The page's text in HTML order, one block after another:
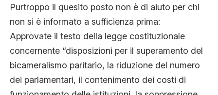
Purtroppo il quesito posto non è di aiuto per chi
non si è informato a sufficienza prima:
Approvate il testo della legge costituzionale
concernente “disposizioni per il superamento del
bicameralismo paritario, la riduzione del numero
dei parlamentari, il contenimento dei costi di